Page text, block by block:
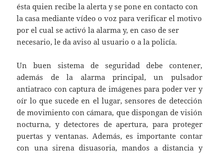
ésta quien recibe la alerta y se pone en contacto con
la casa mediante vídeo o voz para verificar el motivo
por el cual se activó la alarma y, en caso de ser
necesario, le da aviso al usuario o a la policía.
Un buen sistema de seguridad debe contener,
además de la alarma principal, un pulsador
antiatraco con captura de imágenes para poder ver y
oír lo que sucede en el lugar, sensores de detección
de movimiento con cámara, que dispongan de visión
nocturna, y detectores de apertura, para proteger
puertas y ventanas. Además, es importante contar
con una sirena disuasoria, mandos a distancia y